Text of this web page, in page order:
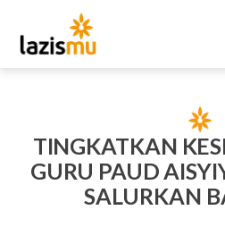
TINGKATKAN
GURU PAUD
SALURKAN